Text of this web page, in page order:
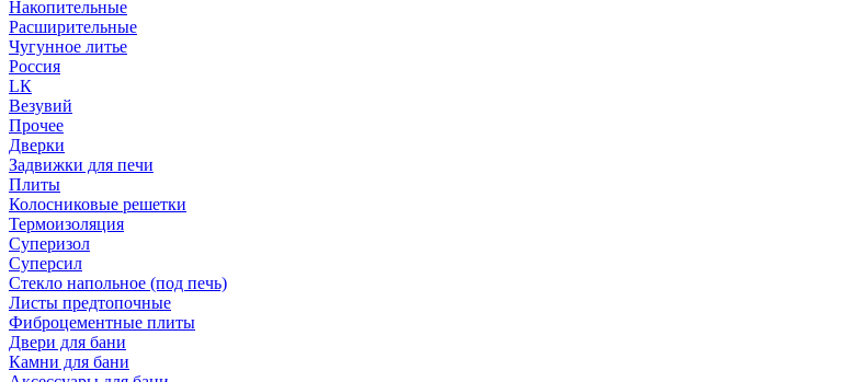
Накопительные
Расширительные
Чугунное литье
Россия
LК
Везувий
Прочее
Дверки
Задвижки для печи
Плиты
Колосниковые решетки
Термоизоляция
Суперизол
Суперсил
Стекло напольное (под печь)
Листы предтопочные
Фиброцементные плиты
Двери для бани
Камни для бани